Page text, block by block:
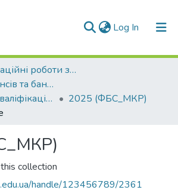
Log In (current)
Кваліфікаційні роботи здобувачів вищої освіти
Кафедра фінансів та банківської справи (ФБС)
Магістерські кваліфікаційні роботи
2025 (ФБС_МКР)
collection
handle/123456789/2361